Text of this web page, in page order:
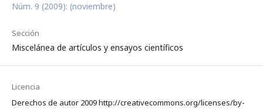
Núm. 9 (2009): (noviembre)
Sección
Miscelánea de artículos y ensayos científicos
Licencia
Derechos de autor 2009 http://creativecommons.org/licenses/by-